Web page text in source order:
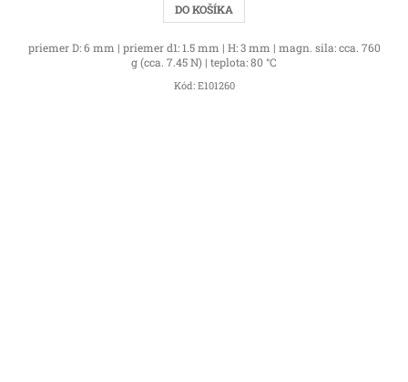
DO KOŠÍKA
priemer D: 6 mm | priemer d1: 1.5 mm | H: 3 mm | magn. sila: cca. 760
g (cca. 7.45 N) | teplota: 80 °C
Kód: E101260